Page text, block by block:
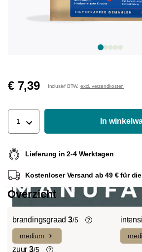
€ 7,39 Inclusief BTW. excl. verzendkosten
1 In
Lieferung in 2-4 Werktagen
Kostenloser Versand ab 49 € für
Overzicht
brandingsgraad 3/5
Light roast (licht Cinnamon
Uitgesproken fruitige smaken en
medium
De individuele
zuur 3/5